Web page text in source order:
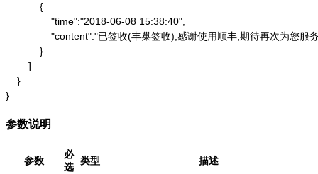
            {
                "time":"2018-06-08 15:38:40",
"content":"已签收(丰巢签收),感谢使用顺丰,期待再次为您服
            }
        ]
    }
}
参数说明
参数
必
选
类型
描述